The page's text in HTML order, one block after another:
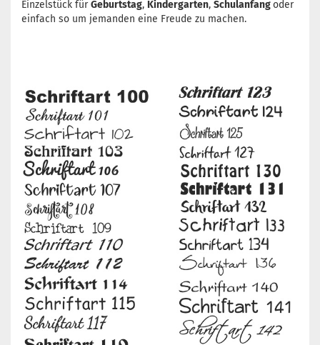
Einzelstück fürGeburtstag, Kindergarten, Schulanfangoder
einfach so um jemanden eine Freude zu machen.